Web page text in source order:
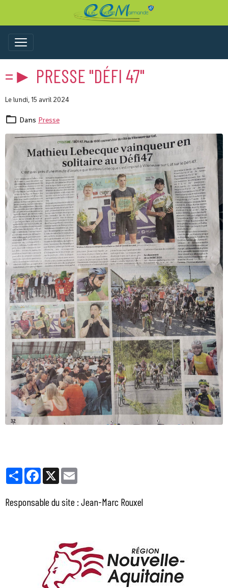
=► PRESSE "DÉFI 47"
Le lundi, 15 avril 2024
Dans Presse
PartagerFacebook
X
Responsable du site : Jean-Marc Rouxel